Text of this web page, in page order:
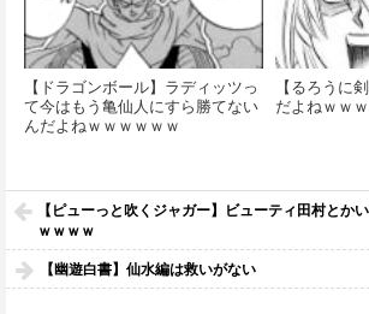
【ドラゴンボール】ラディッツっ
て今はもう亀仙人にすら勝てない
んだよねｗｗｗｗｗｗ
【るろうに
だよねｗｗ
【ピューっと吹くジャガー】ビューティ田村とか
ｗｗｗｗ
【幽遊白書】仙水編は救いがない